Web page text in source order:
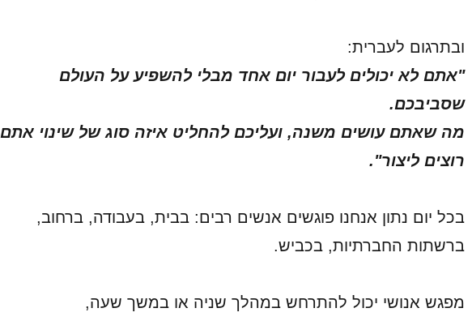
ובתרגום לעברית:
"אתם לא יכולים לעבור יום אחד מבלי להשפיע על העולם
שסביבכם.
מה שאתם עושים משנה, ועליכם להחליט איזה סוג של שינוי אתם
רוצים ליצור".
בכל יום נתון אנחנו פוגשים אנשים רבים: בבית, בעבודה, ברחוב,
ברשתות החברתיות, בכביש.
מפגש אנושי יכול להתרחש במהלך שניה או במשך שעה,